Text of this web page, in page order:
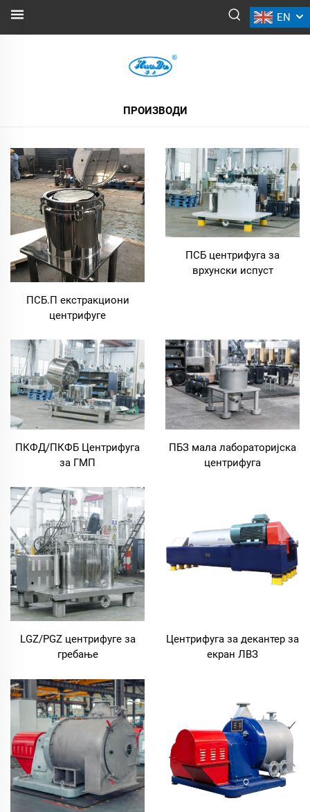
EN
ПРОИЗВОДИ
ПРОИЗВОДИ
ПСБ.П екстракциони
центрифуге
ПСБ центрифуга за
врхунски испуст
ПКФД/ПКФБ Центрифуга
за ГМП
ПБЗ мала лабораторијска
центрифуга
LGZ/PGZ центрифуге за
гребање
Центрифуга за декантер за
екран ЛВЗ